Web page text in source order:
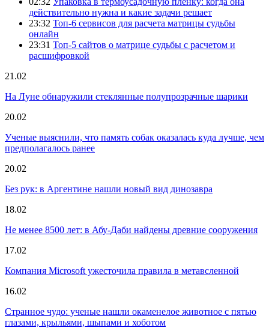
действительно нужна и какие задачи решает
23:32 Топ-6 сервисов для расчета матрицы судьбы
онлайн
23:31 Топ-5 сайтов о матрице судьбы с расчетом и
расшифровкой
21.02
На Луне обнаружили стеклянные полупрозрачные шарики
20.02
Ученые выяснили, что память собак оказалась куда лучше, чем
предполагалось ранее
20.02
Без рук: в Аргентине нашли новый вид динозавра
18.02
Не менее 8500 лет: в Абу-Даби найдены древние сооружения
17.02
Компания Microsoft ужесточила правила в метавсленной
16.02
Странное чудо: ученые нашли окаменелое животное с пятью
глазами, крыльями, шыпами и хоботом